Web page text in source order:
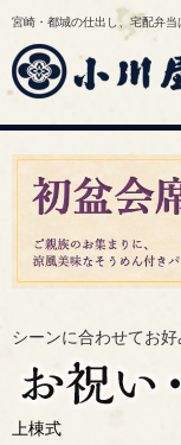
宮崎・都城の仕出し、宅配弁
シーンに合わせてお好
上棟式